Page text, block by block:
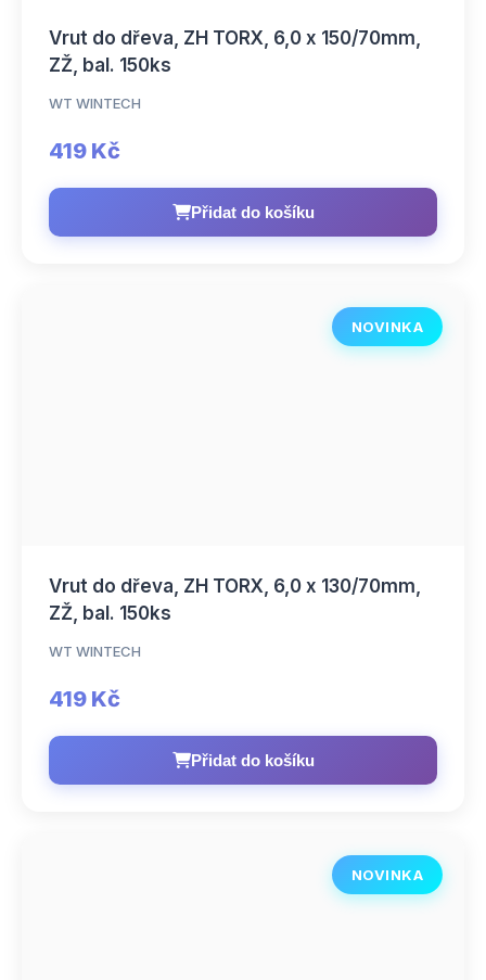
Vrut do dřeva, ZH TORX, 6,0 x 150/70mm,
ZŽ, bal. 150ks
WT WINTECH
419 Kč
Přidat do košíku
NOVINKA
Vrut do dřeva, ZH TORX, 6,0 x 130/70mm,
ZŽ, bal. 150ks
WT WINTECH
419 Kč
Přidat do košíku
NOVINKA